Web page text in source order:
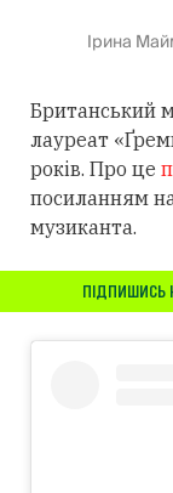
Ірина
Британський
лауреат
років. Про це
посиланням
музиканта.
ПІДПИШИСЬ